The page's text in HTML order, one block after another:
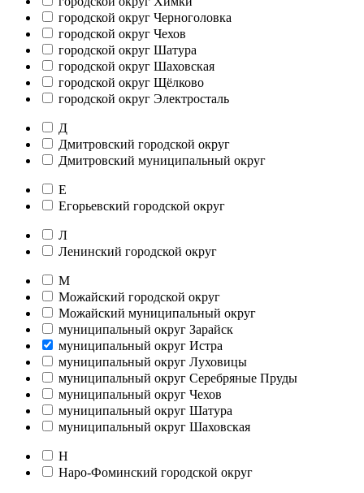
городской округ Черноголовка
городской округ Чехов
городской округ Шатура
городской округ Шаховская
городской округ Щёлково
городской округ Электросталь
Д
Дмитровский городской округ
Дмитровский муниципальный округ
Е
Егорьевский городской округ
Л
Ленинский городской округ
М
Можайский городской округ
Можайский муниципальный округ
муниципальный округ Зарайск
муниципальный округ Истра
муниципальный округ Луховицы
муниципальный округ Серебряные Пруды
муниципальный округ Чехов
муниципальный округ Шатура
муниципальный округ Шаховская
Н
Наро-Фоминский городской округ